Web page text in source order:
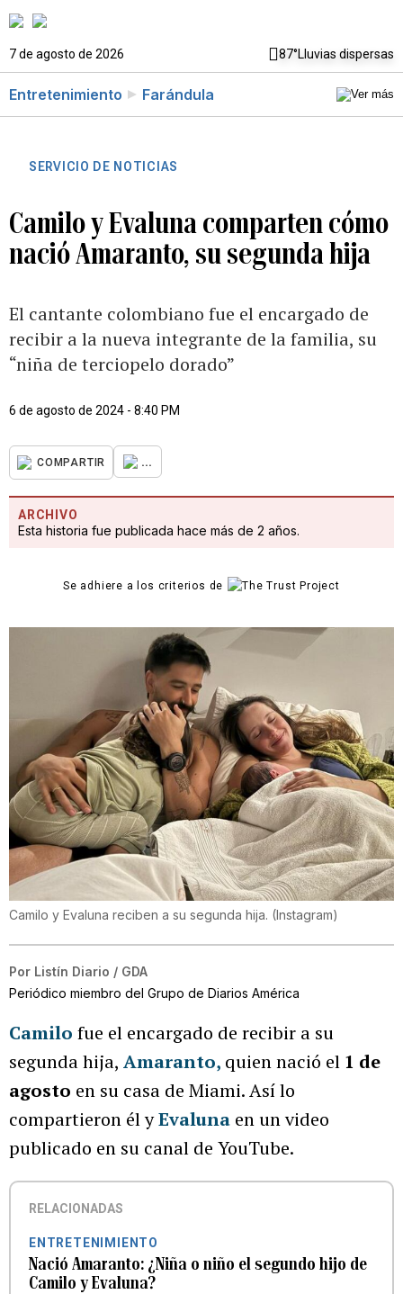
7 de agosto de 2026 87°Lluvias dispersas
Entretenimiento Farándula
SERVICIO DE NOTICIAS
Camilo y Evaluna comparten cómo
nació Amaranto, su segunda hija
El cantante colombiano fue el encargado de
recibir a la nueva integrante de la familia, su
“niña de terciopelo dorado”
6 de agosto de 2024 - 8:40 PM
COMPARTIR ...
ARCHIVO
Esta historia fue publicada hace más de 2 años.
Se adhiere a los criterios de
Camilo y Evaluna reciben a su segunda hija. ( Instagram)
Por Listín Diario / GDA
Periódico miembro del Grupo de Diarios América
Camilo fue el encargado de recibir a su
segunda hija, Amaranto, quien nació el 1 de
agosto en su casa de Miami. Así lo
compartieron él yEvaluna en un video
publicado en su canal de YouTube.
RELACIONADAS
ENTRETENIMIENTO
Nació Amaranto: ¿Niña o niño el segundo hijo de
Camilo y Evaluna?